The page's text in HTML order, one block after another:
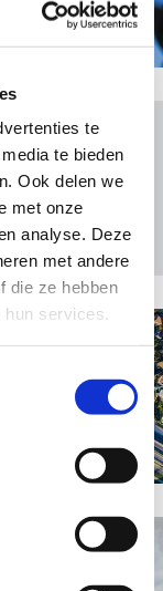
te
te bieden
Ook delen we
met onze
analyse. Deze
met andere
die ze hebben
services.